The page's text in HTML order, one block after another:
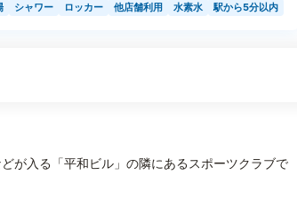
シャワー ロッカー 他店舗利用 水素水 駅から5分以内
が入る「平和ビル」の隣にあるスポーツクラブで